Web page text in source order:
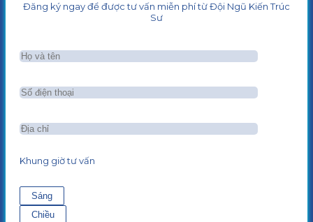
Đăng ký ngay để được tư vấn miễn phí từ Đội Ngũ Kiến Trúc
Sư
Khung giờ tư vấn
Sáng
Chiều